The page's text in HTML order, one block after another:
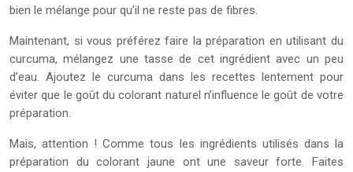
bien le mélange pour qu’il ne reste pas de fibres.
Maintenant, si vous préférez faire la préparation en utilisant du
curcuma, mélangez une tasse de cet ingrédient avec un peu
d’eau. Ajoutez le curcuma dans les recettes lentement pour
éviter que le goût du colorant naturel n’influence le goût de votre
préparation.
Mais, attention ! Comme tous les ingrédients utilisés dans la
préparation du colorant jaune ont une saveur forte. Faites